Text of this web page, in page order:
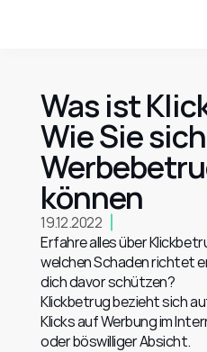
Was ist
Wie Sie
können
19.12.2022
Erfahre alles über
welchen Schaden richtet
dich davor schützen?
Klickbetrug bezieht sich
Klicks auf Werbung im
oder böswilliger Absicht.